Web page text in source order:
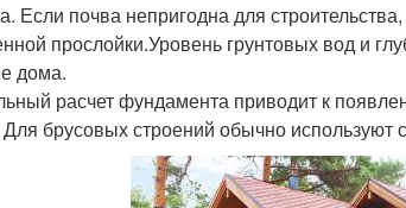
Если почва непригодна для
прослойки.Уровень грунтовых вод и
дома.
расчет фундамента приводит к
брусовых строений обычно